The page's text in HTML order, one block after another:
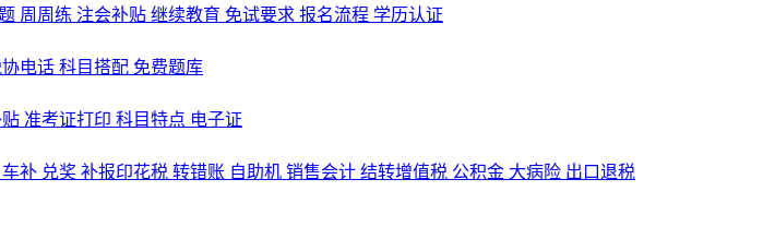
周周练 注会补贴 继续教育 免试要求 报名流程 学历认证
电话 科目搭配 免费题库
准考证打印 科目特点 电子证
车补 兑奖 补报印花税 转错账 自助机 销售会计 结转增值税 公积金 大病险 出口退税